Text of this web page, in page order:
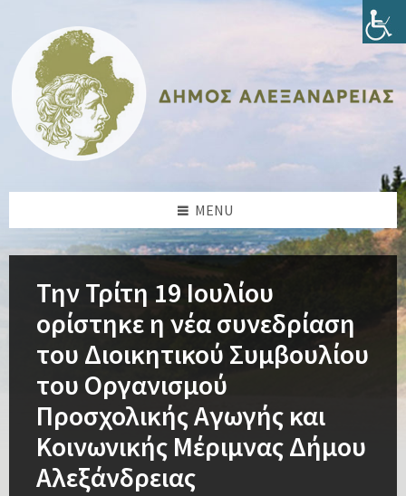
content
sidebar
sidebar
footer
MENU
Την Τρίτη 19 Ιουλίου
ορίστηκε η νέα συνεδρίαση
του Διοικητικού Συμβουλίου
του Οργανισμού
Προσχολικής Αγωγής και
Κοινωνικής Μέριμνας Δήμου
Αλεξάνδρειας